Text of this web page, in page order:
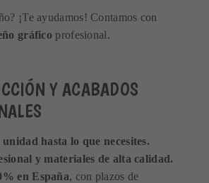
¡Te ayudamos! Contamos con
gráfico profesional.
Y ACABADOS
unidad hasta lo que necesites.
y materiales de alta calidad.
en España, con plazos de